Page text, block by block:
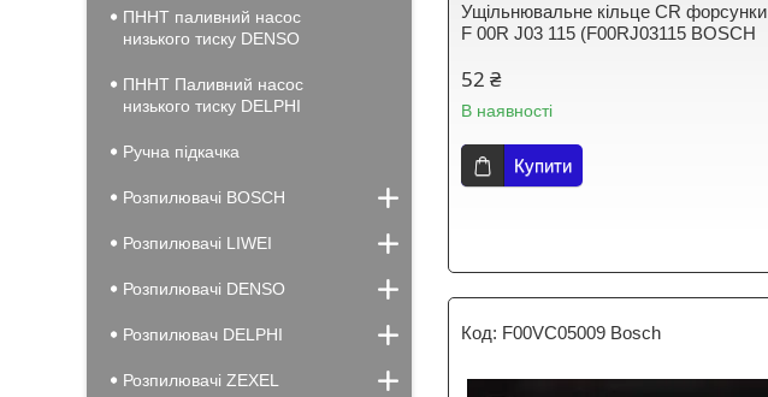
Ущільнювальне кільце CR форсунки
F 00R J03 115 (F00RJ03115 BOSCH
52 ₴
В наявності
Купити
F00VC05009 Bosch
ПННТ паливний насос
низького тиску DENSO
ПННТ Паливний насос
низького тиску DELPHI
Ручна підкачка
Розпилювачі BOSCH
Розпилювачі LIWEI
Розпилювачі DENSO
Розпилювач DELPHI
Розпилювачі ZEXEL